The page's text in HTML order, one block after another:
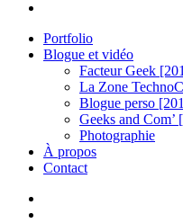
Portfolio
Blogue et vidéo
Facteur Geek
La Zone
Blogue perso
Geeks and Com’
Photographie
À propos
Contact